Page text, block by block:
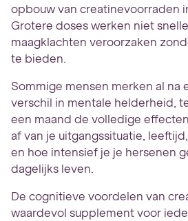
opbouw van creatinevoorraden
Grotere doses werken niet
maagklachten veroorzaken
te bieden.
Sommige mensen merken al na
verschil in mentale helderheid,
een maand de volledige
af van je uitgangssituatie,
en hoe intensief je je hersenen
dagelijks leven.
De cognitieve voordelen van
waardevol supplement voor